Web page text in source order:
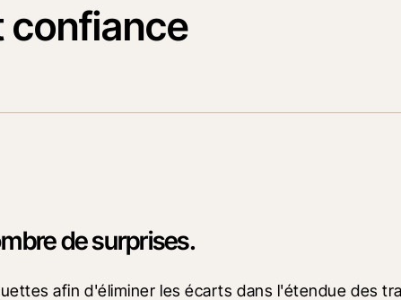
confiance
de surprises.
afin d'éliminer les écarts dans l'étendue des